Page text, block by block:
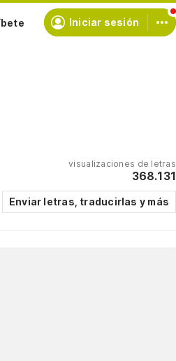
Iniciar sesión
visualizaciones de letras
368.131
Enviar letras, traducirlas y más